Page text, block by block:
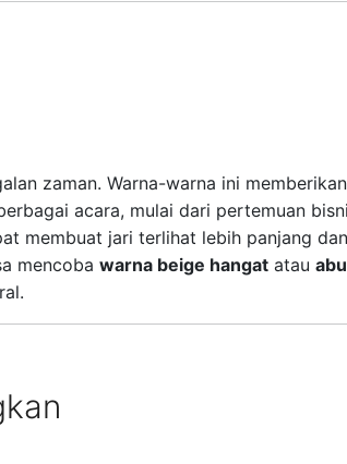
zaman. Warna-warna ini
acara, mulai dari pertemuan
membuat jari terlihat lebih panjang dan
mencoba warna beige hangat atau